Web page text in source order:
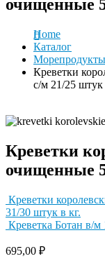
очищенные
Home
Каталог
Морепродукты
Креветки
с/м 21/25 штук
Креветки
очищенные
Креветки
31/30 штук в кг.
Креветка Ботан в/м
695,00 ₽